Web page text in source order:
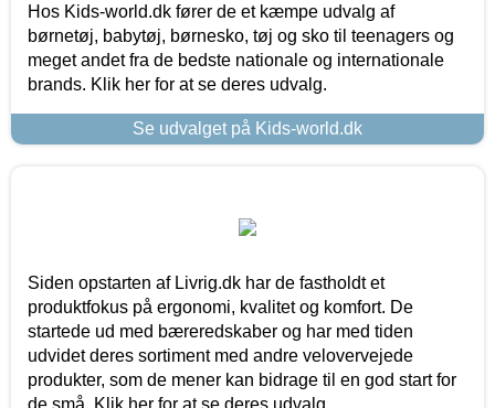
Hos Kids-world.dk fører de et kæmpe udvalg af
børnetøj, babytøj, børnesko, tøj og sko til teenagers og
meget andet fra de bedste nationale og internationale
brands. Klik her for at se deres udvalg.
Se udvalget på Kids-world.dk
Siden opstarten af Livrig.dk har de fastholdt et
produktfokus på ergonomi, kvalitet og komfort. De
startede ud med bæreredskaber og har med tiden
udvidet deres sortiment med andre velovervejede
produkter, som de mener kan bidrage til en god start for
de små. Klik her for at se deres udvalg.